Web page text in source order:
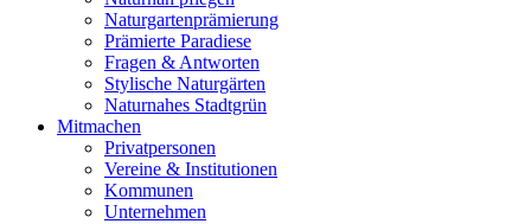
Naturgartenprämierung
Prämierte Paradiese
Fragen & Antworten
Stylische Naturgärten
Naturnahes Stadtgrün
Mitmachen
Privatpersonen
Vereine & Institutionen
Kommunen
Unternehmen